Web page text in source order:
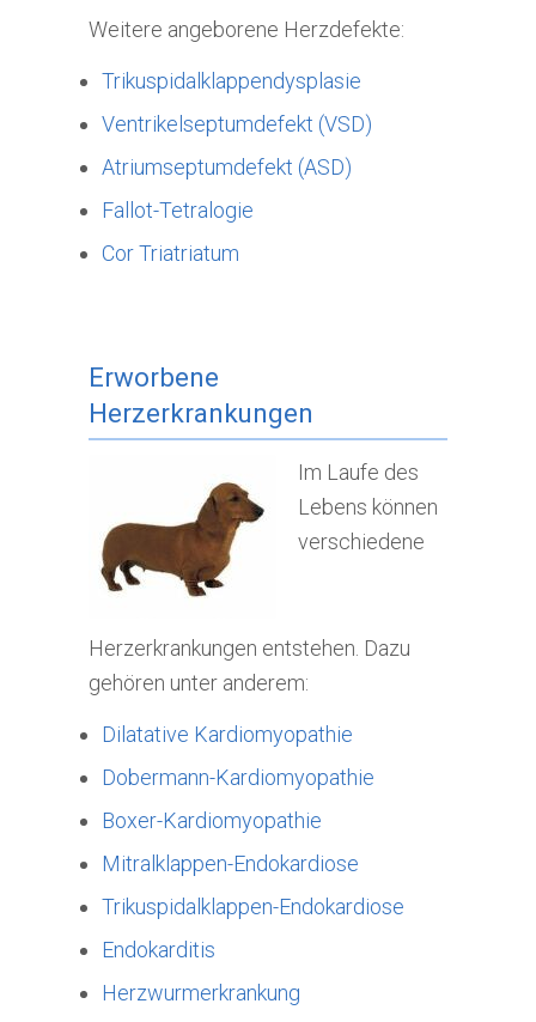
Weitere angeborene Herzdefekte:
Trikuspidalklappendysplasie
Ventrikelseptumdefekt (VSD)
Atriumseptumdefekt (ASD)
Fallot-Tetralogie
Cor Triatriatum
Erworbene
Herzerkrankungen
Im Laufe des
Lebens können
verschiedene
Herzerkrankungen entstehen. Dazu
gehören unter anderem:
Dilatative Kardiomyopathie
Dobermann-Kardiomyopathie
Boxer-Kardiomyopathie
Mitralklappen-Endokardiose
Trikuspidalklappen-Endokardiose
Endokarditis
Herzwurmerkrankung